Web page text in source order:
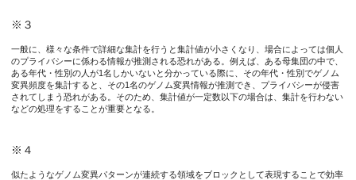
特記事項
この研究は国立研究開発法人日本医療研究開発機構（AMED）
※３
一般に、様々な条件で詳細な集計を行うと集計値が小さくなり、場合によっては個人
のプライバシーに係わる情報が推測される恐れがある。例えば、ある母集団の中で、
ある年代・性別の人が1名しかいないと分かっている際に、その年代・性別でゲノム
変異頻度を集計すると、その1名のゲノム変異情報が推測でき、プライバシーが侵害
されてしまう恐れがある。そのため、集計値が一定数以下の場合は、集計を行わない
などの処理をすることが重要となる。
※４
似たようなゲノム変異パターンが連続する領域をブロックとして表現することで効率